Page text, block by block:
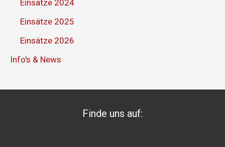
Einsätze 2024
Einsätze 2025
Einsätze 2026
Info's & News
Finde uns auf: